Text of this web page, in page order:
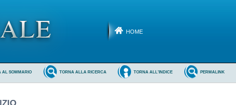
HOME
PERMALINK
TORNA ALL'INDICE
TORNA ALLA RICERCA
AL SOMMARIO